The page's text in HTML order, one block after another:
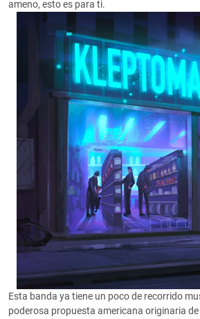
ameno, esto es para ti.
Esta banda ya tiene un poco de recorrido
poderosa propuesta americana originaria